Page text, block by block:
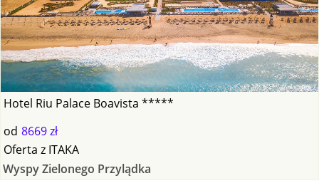
Hotel Riu Palace Boavista *****
od 8669 zł
Oferta z ITAKA
Wyspy Zielonego Przylądka